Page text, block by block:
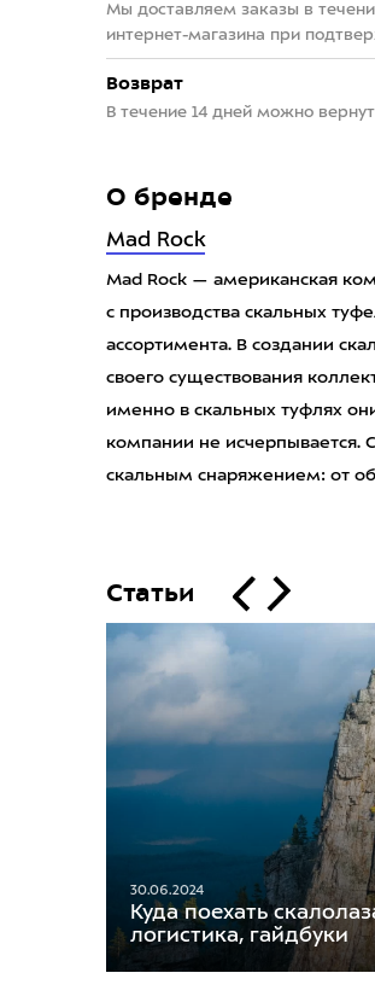
Мы доставляем заказы в
интернет-магазина при
Возврат
В течение 14 дней можно
О бренде
Mad Rock
Mad Rock — американская
с производства скальных
ассортимента. В создании
своего существования
именно в скальных туфлях
компании не исчерпывается.
скальным снаряжением: от
Статьи
30.06.2024
Куда поехать
логистика, гайдбуки